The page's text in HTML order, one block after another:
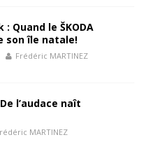
: Quand le ŠKODA
son île natale!
Frédéric MARTINEZ
l’audace naît
MARTINEZ